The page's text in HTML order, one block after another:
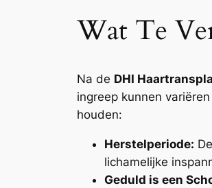
Wat Te
Na de DHI
ingreep kunnen
houden:
Herstelperiode:
lichamelijke
Geduld is een